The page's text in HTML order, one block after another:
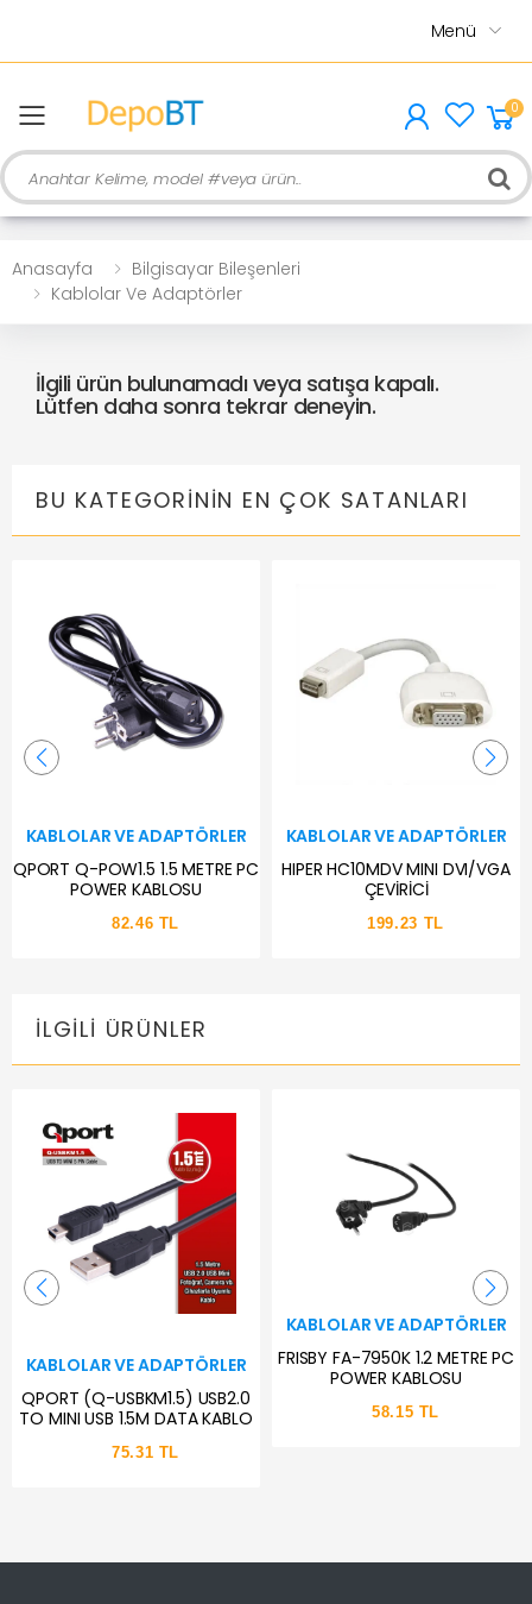
Menü
menu 0
Ara
Anasayfa
Bilgisayar Bileşenleri
Kablolar Ve Adaptörler
İlgili ürün bulunamadı veya satışa kapalı.
Lütfen daha sonra tekrar deneyin.
BU KATEGORININ EN ÇOK SATANLARI
KABLOLAR VE ADAPTÖRLER
QPORT Q-POW1.5 1.5 METRE PC
POWER KABLOSU
82.46 TL
KABLOLAR VE ADAPTÖRLER
HIPER HC10MDV MINI DVI/VGA
ÇEVİRİCİ
199.23 TL
İLGILI ÜRÜNLER
KABLOLAR VE ADAPTÖRLER
QPORT (Q-USBKM1.5) USB2.0
TO MINI USB 1.5M DATA KABLO
75.31 TL
KABLOLAR VE ADAPTÖRLER
FRISBY FA-7950K 1.2 METRE PC
POWER KABLOSU
58.15 TL